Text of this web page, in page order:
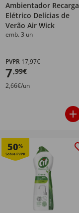
Ambientador Recarga
Elétrico Delícias de
Verão Air Wick
emb. 3 un
PVPR17,97€
7,99€
2,66€/un
50%